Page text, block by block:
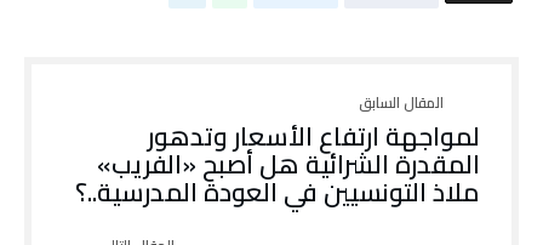
لمواجهة ارتفاع الأسعار وتدهور
المقدرة الشرائية هل أصبح «الفريب»
ملاذ التونسيين في العودة المدرسية..؟